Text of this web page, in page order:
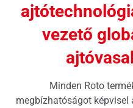
vezető
Minden Roto
megbízhatóságot képvisel